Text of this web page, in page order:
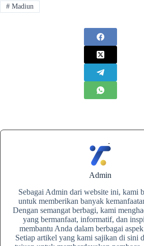
#Madiun
Admin
Sebagai Admin dari website ini, kami
untuk memberikan banyak
Dengan semangat berbagi, kami
yang bermanfaat, informatif, dan
membantu Anda dalam berbagai
Setiap artikel yang kami sajikan di sini